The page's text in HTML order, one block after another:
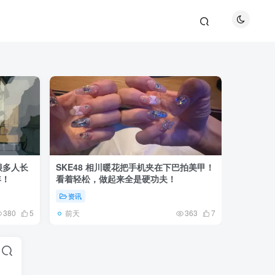
多人长
380 5
SKE48 相川暖花把手机夹在下巴拍美甲！
看着轻松，做起来全是硬功夫！
资讯
前天 363 7